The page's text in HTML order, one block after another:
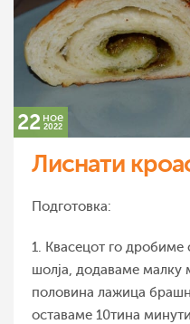
22 ное
2022
Лиснати
Подготовка:
1. Квасецот го дробиме
шолја, додаваме малку
половина лажица
оставаме 10тина